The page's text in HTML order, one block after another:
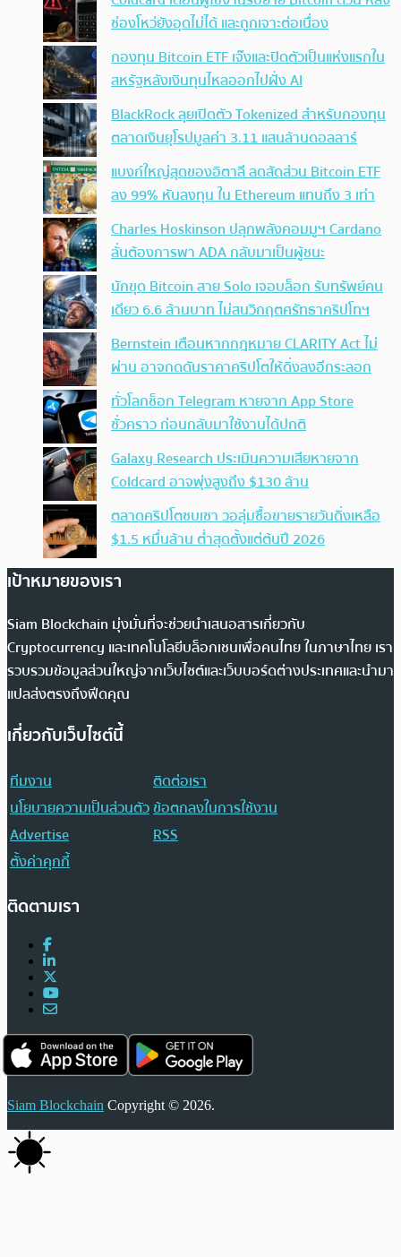
ช่องโหว่ยังอุดไม่ได้ และถูกเจาะต่อเนื่อง
กองทุน Bitcoin ETF เจ๊งและปิดตัวเป็นแห่งแรกใน
สหรัฐหลังเงินทุนไหลออกไปฝั่ง AI
BlackRock ลุยเปิดตัว Tokenized สำหรับกองทุน
ตลาดเงินยุโรปมูลค่า 3.11 แสนล้านดอลลาร์
แบงก์ใหญ่สุดของอิตาลี ลดสัดส่วน Bitcoin ETF
ลง 99% หันลงทุน ใน Ethereum แทนถึง 3 เท่า
Charles Hoskinson ปลุกพลังคอมมูฯ Cardano
ลั่นต้องการพา ADA กลับมาเป็นผู้ชนะ
นักขุด Bitcoin สาย Solo เจอบล็อก รับทรัพย์คน
เดียว 6.6 ล้านบาท ไม่สนวิกฤตศรัทธาคริปโทฯ
Bernstein เตือนหากกฎหมาย CLARITY Act ไม่
ผ่าน อาจกดดันราคาคริปโตให้ดิ่งลงอีกระลอก
ทั่วโลกช็อก Telegram หายจาก App Store
ชั่วคราว ก่อนกลับมาใช้งานได้ปกติ
Galaxy Research ประเมินความเสียหายจาก
Coldcard อาจพุ่งสูงถึง $130 ล้าน
ตลาดคริปโตซบเซา วอลุ่มซื้อขายรายวันดิ่งเหลือ
$1.5 หมื่นล้าน ต่ำสุดตั้งแต่ต้นปี 2026
เป้าหมายของเรา
Siam Blockchain มุ่งมั่นที่จะช่วยนำเสนอสารเกี่ยวกับ
Cryptocurrency และเทคโนโลยีบล็อกเชนเพื่อคนไทย ในภาษาไทย เรา
รวบรวมข้อมูลส่วนใหญ่จากเว็บไซต์และเว็บบอร์ดต่างประเทศและนำมา
แปลส่งตรงถึงฟีดคุณ
เกี่ยวกับเว็บไซต์นี้
ทีมงาน
ติดต่อเรา
นโยบายความเป็นส่วนตัวข้อตกลงในการใช้งาน
Advertise
RSS
ตั้งค่าคุกกี้
ติดตามเรา
Siam Blockchain Copyright © 2026.